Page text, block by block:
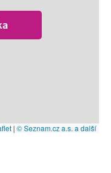
| © Seznam.cz a.s. a další